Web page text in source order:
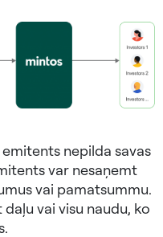
nepilda savas
var nesaņemt
vai pamatsummu.
vai visu naudu, ko